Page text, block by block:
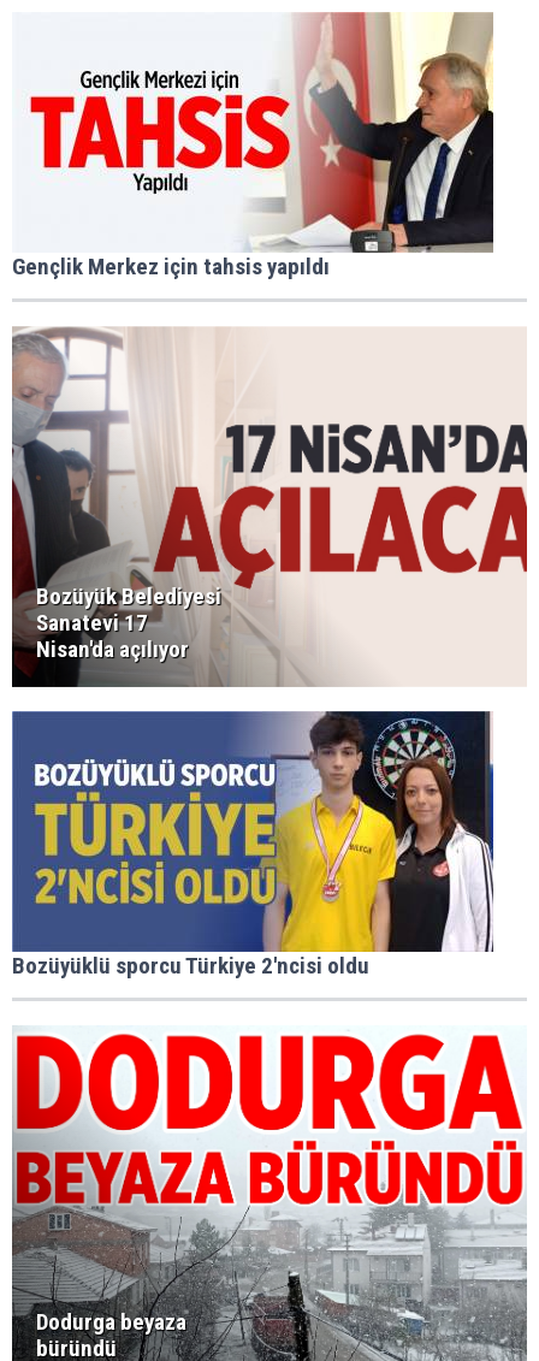
Gençlik Merkez için tahsis yapıldı
Bozüyük Belediyesi
Sanatevi 17
Nisan'da açılıyor
Bozüyüklü sporcu Türkiye 2'ncisi oldu
Dodurga beyaza
büründü